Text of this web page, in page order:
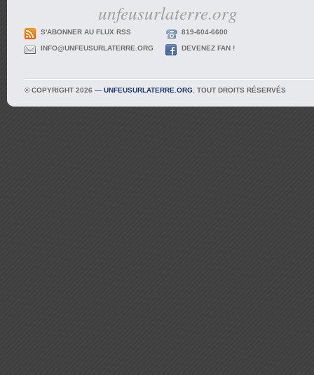
unfeusurlaterre.org
S'ABONNER AU FLUX RSS 819-604-6600
INFO@UNFEUSURLATERRE.ORG DEVENEZ FAN !
© COPYRIGHT 2026 — UNFEUSURLATERRE.ORG . TOUT DROITS RÉSERVÉS